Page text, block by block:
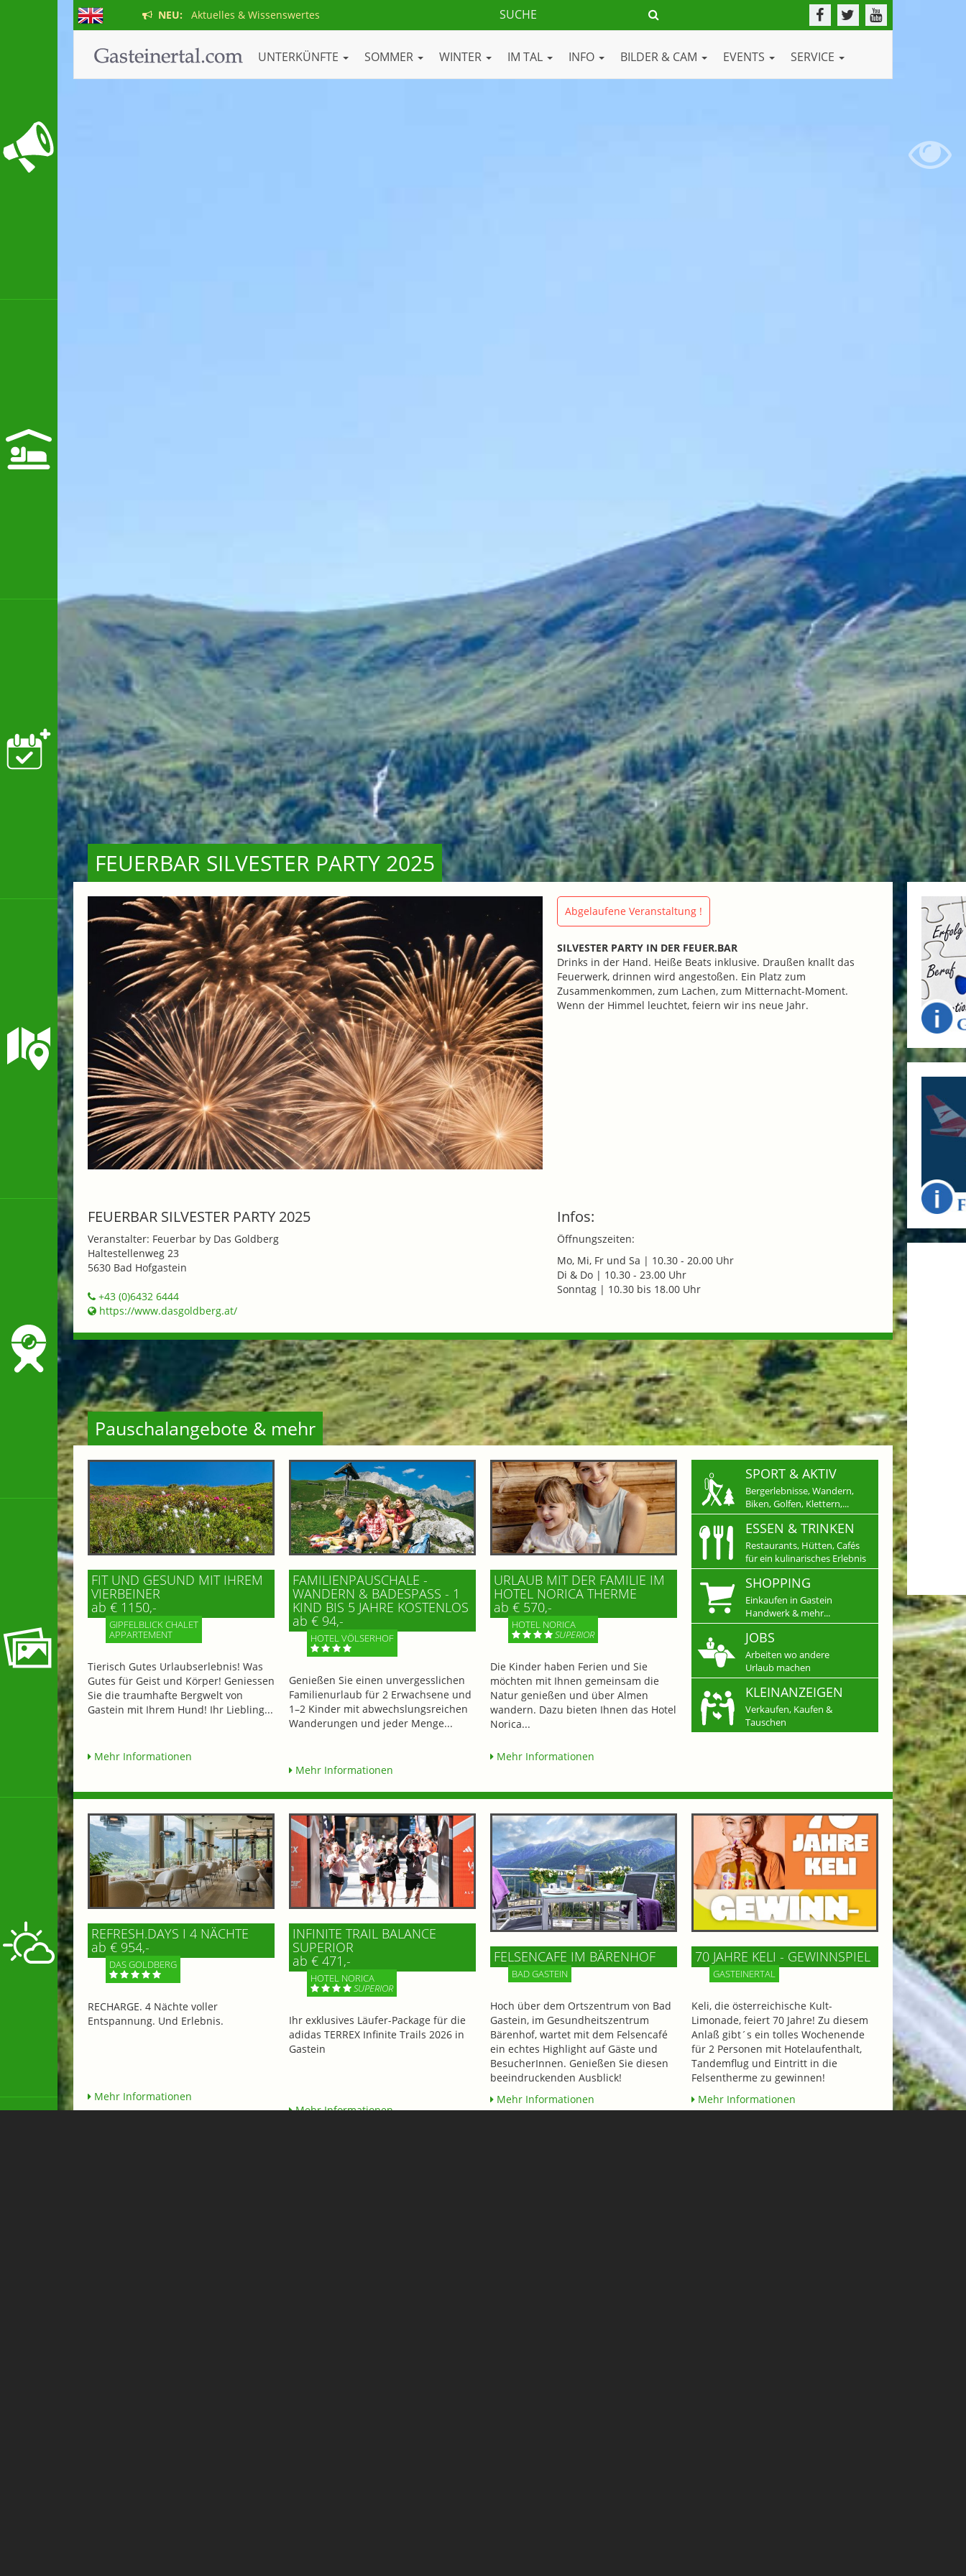
NEU: Aktuelles & Wissenswertes
UNTERKÜNFTE SOMMER WINTER IM TAL INFO BILDER & CAM EVENTS SERVICE
FEUERBAR SILVESTER PARTY 2025
Abgelaufene Veranstaltung !
SILVESTER PARTY IN DER FEUER.BAR
Drinks in der Hand. Heiße Beats inklusive. Draußen knallt das
Feuerwerk, drinnen wird angestoßen. Ein Platz zum
Zusammenkommen, zum Lachen, zum Mitternacht-Moment.
Wenn der Himmel leuchtet, feiern wir ins neue Jahr.
FEUERBAR SILVESTER PARTY 2025
Veranstalter: Feuerbar by Das Goldberg
Haltestellenweg 23
5630 Bad Hofgastein
+43 (0)6432 6444
https://www.dasgoldberg.at/
Infos:
Öffnungszeiten:
Mo, Mi, Fr und Sa | 10.30 - 20.00 Uhr
Di & Do | 10.30 - 23.00 Uhr
Sonntag | 10.30 bis 18.00 Uhr
Pauschalangebote & mehr
FIT UND GESUND MIT IHREM
VIERBEINER
ab € 1150,-
GIPFELBLICK CHALET
APPARTEMENT
Tierisch Gutes Urlaubserlebnis! Was
Gutes für Geist und Körper! Geniessen
Sie die traumhafte Bergwelt von
Gastein mit Ihrem Hund! Ihr Liebling...
Mehr Informationen
FAMILIENPAUSCHALE -
WANDERN & BADESPASS - 1 K
IND BIS 5 JAHRE KOSTENLOS
ab € 94,-
HOTEL VÖLSERHOF
Genießen Sie einen unvergesslichen
Familienurlaub für 2 Erwachsene und
1–2 Kinder mit abwechslungsreichen
Wanderungen und jeder Menge...
Mehr Informationen
URLAUB MIT DER FAMILIE IM
HOTEL NORICA THERME
ab € 570,-
HOTEL NORICA
SUPERIOR
Die Kinder haben Ferien und Sie
möchten mit Ihnen gemeinsam die
Natur genießen und über Almen
wandern. Dazu bieten Ihnen das Hotel
Norica...
Mehr Informationen
SPORT & AKTIV
Bergerlebnisse, Wandern,
Biken, Golfen, Klettern,...
ESSEN & TRINKEN
Restaurants, Hütten, Cafés
für ein kulinarisches Erlebnis
SHOPPING
Einkaufen in Gastein
Handwerk & mehr...
JOBS
Arbeiten wo andere
Urlaub machen
KLEINANZEIGEN
Verkaufen, Kaufen &
Tauschen
REFRESH.DAYS I 4 NÄCHTE
ab € 954,-
DAS GOLDBERG
RECHARGE. 4 Nächte voller
Entspannung. Und Erlebnis.
Mehr Informationen
INFINITE TRAIL BALANCE
SUPERIOR
ab € 471,-
HOTEL NORICA
SUPERIOR
Ihr exklusives Läufer-Package für die
adidas TERREX Infinite Trails 2026 in
Gastein
Mehr Informationen
FELSENCAFE IM BÄRENHOF
BAD GASTEIN
Hoch über dem Ortszentrum von Bad
Gastein, im Gesundheitszentrum
Bärenhof, wartet mit dem Felsencafé
ein echtes Highlight auf Gäste und
BesucherInnen. Genießen Sie diesen
beeindruckenden Ausblick!
Mehr Informationen
70 JAHRE KELI - GEWINNSPIEL
GASTEINERTAL
Keli, die österreichische Kult-
Limonade, feiert 70 Jahre! Zu diesem
Anlaß gibt´s ein tolles Wochenende
für 2 Personen mit Hotelaufenthalt,
Tandemflug und Eintritt in die
Felsentherme zu gewinnen!
Mehr Informationen